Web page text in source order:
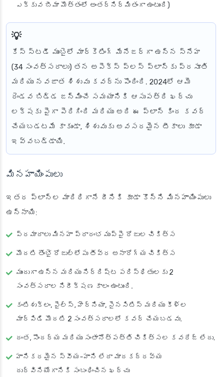
ఎక్కువ బీమా మొత్తంలో అంతర్నిర్మితంగా ఉంటుంది)
కేస్ స్టడీ ముంబైలో మార్కెటింగ్ మేనేజర్‌గా ఉన్న స్నేహ
(34 సంవత్సరాలు) తన అపెక్స్ ప్లస్ ప్లాన్‌కు ప్రసూతి
మరియు నవజాత శిశువు కవర్‌ను పొందింది. 2024లో ఆమె
రెండవ బిడ్డ జన్మించే సమయానికి ఆసుపత్రి ఖర్చు
లక్షకు పైగా పెరిగింది మరియు అది ఈ ప్లాన్ కింద కవర్
చేయబడటమే కాకుండా, శిశువుకు అవసరమైన టీకాలు కూడా
ఇవ్వబడ్డాయి.
మినహాయింపులు
ఇతర ప్లాన్‌ల మాదిరిగానే దీనికి కూడా కొన్ని మినహాయింపులు
ఉన్నాయి:
ప్రమాదాలు మినహా ప్రారంభ ముప్పై రోజుల చికిత్స
మొదటి తొంభై రోజుల్లోపు తీవ్ర అనారోగ్య చికిత్స
ముందుగా ఉన్న మరియు నిర్దిష్ట పరిస్థితులకు 2
సంవత్సరాల నిరీక్షణ కాలం ఉంటుంది.
కంటిశుక్లం, పైల్స్, హెర్నియా, సైనసిటిస్ మరియు కీళ్ల
మార్పిడి మొదటి 2 సంవత్సరాలలో కవర్ చేయబడవు.
దంత, సౌందర్య మరియు సంతానోత్పత్తి చికిత్సల కవరేజ్ లేదు.
హానికరమైన స్వీయ-హాని లేదా మాదకద్రవ్య
దుర్వినియోగానికి సంబంధించిన ఖర్చు